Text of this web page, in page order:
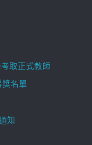
取正式教師
獎名單
知